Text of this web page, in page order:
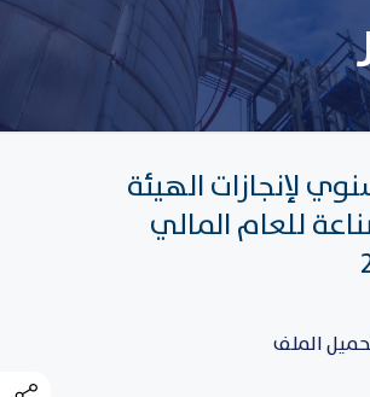
لإنجازات الهيئة
للعام المالي
الملف